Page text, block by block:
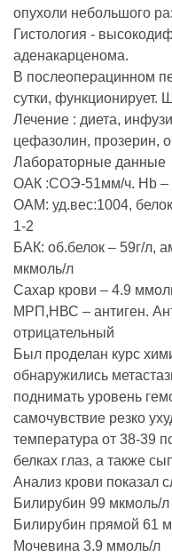
опухоли небольшого
Гистология -
аденакарценома.
В послеоперацинном
сутки, функционирует.
Лечение : диета,
цефазолин, прозерин,
Лабораторные данные
ОАК :СОЭ-51мм/ч. Hb –
ОАМ: уд.вес:1004,
1-2
БАК: об.белок – 59г/л,
мкмоль/л
Сахар крови – 4.9
МРП,НВС – антиген.
отрицательный
Был проделан курс
обнаружились
поднимать уровень
самочувствие резко
температура от 38-39
белках глаз, а также
Анализ крови показал
Билирубин 99 мкмоль/л
Билирубин прямой 61
Мочевина 3.9 ммоль/л